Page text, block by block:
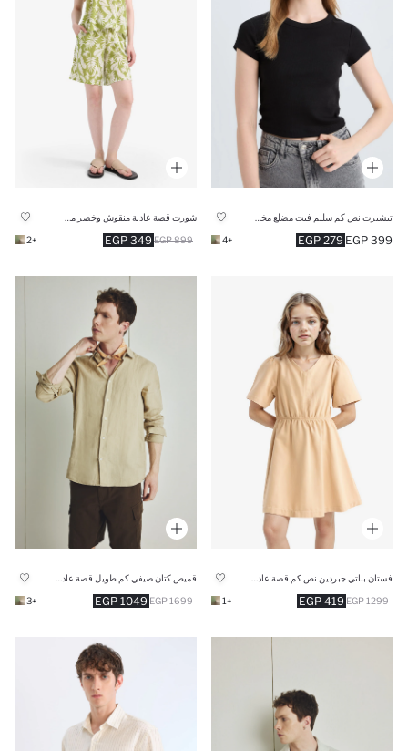
279 EGP 399 EGP
+4
349 EGP 899 EGP
+2
فستان بناتي جبردين نص كم قصة عادية وياقة V
419 EGP 1299 EGP
+1
1049 EGP 1699 EGP
+3